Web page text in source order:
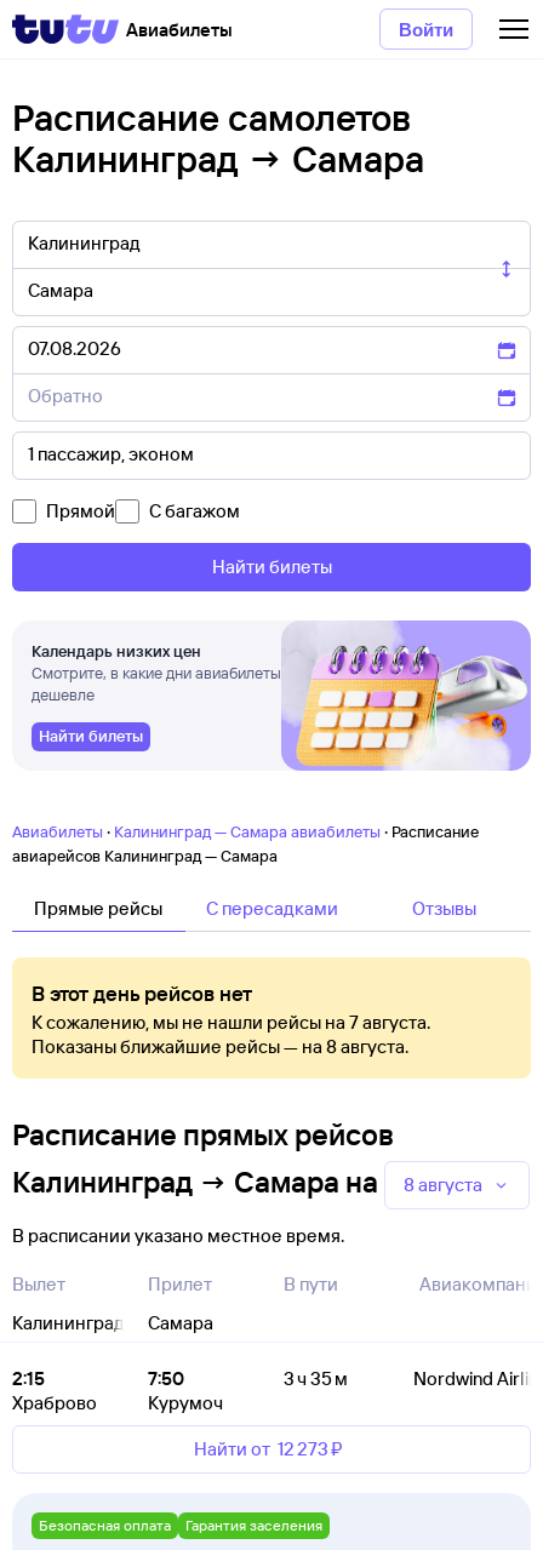
Авиабилеты Войти
Расписание самолетов
Калининград → Самара
Прямой С багажом
Найти билеты
Календарь низких цен
Смотрите, в какие дни авиабилеты
дешевле
Найти билеты
Авиабилеты · Калининград — Самара авиабилеты · Расписание
авиарейсов Калининград — Самара
Прямые рейсы C пересадками Отзывы
В этот день рейсов нет
К сожалению, мы не нашли рейсы на 7 августа.
Показаны ближайшие рейсы — на 8 августа.
Расписание прямых рейсов
Калининград → Самара на 8 августа
В расписании указано местное время.
Вылет
Калининград
Прилет
Самара
В пути
2:15
Храброво
7:50
Курумоч
3 ч 35 м Nordwind
Найти от 12 ⁠273 ⁠₽
Безопасная оплата Гарантия заселения